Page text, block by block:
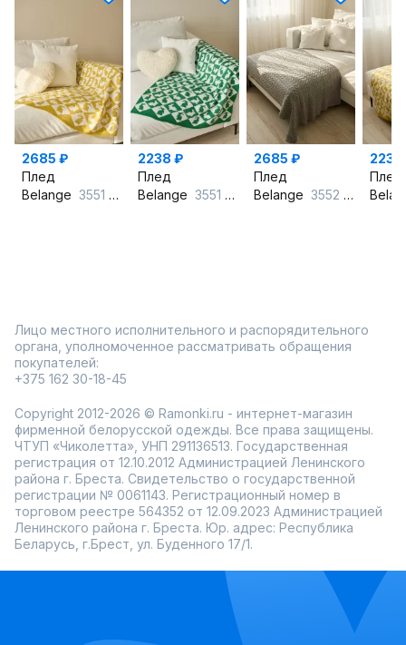
2685 ₽
Плед
Belange 3551 горчичный
2238 ₽
Плед
Belange 3551 зеленый
2685 ₽
Плед
Belange 3552 серый
2238
Плед
Лицо местного исполнительного и распорядительного
органа, уполномоченное рассматривать обращения
покупателей:
+375 162 30-18-45
Copyright 2012-2026 © Ramonki.ru - интернет-магазин
фирменной белорусской одежды. Все права защищены.
ЧТУП «Чиколетта», УНП 291136513. Государственная
регистрация от 12.10.2012 Администрацией Ленинского
района г. Бреста. Свидетельство о государственной
регистрации № 0061143. Регистрационный номер в
торговом реестре 564352 от 12.09.2023 Администрацией
Ленинского района г. Бреста. Юр. адрес: Республика
Беларусь, г.Брест, ул. Буденного 17/1.